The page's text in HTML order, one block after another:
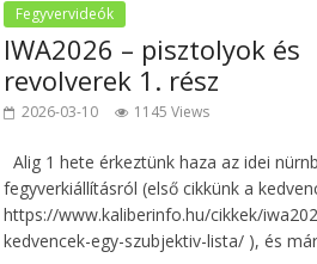
Fegyvervideók
IWA2026 – pisztolyok és
revolverek 1. rész
2026-03-10 1145 Views
Alig 1 hete érkeztünk haza az idei
fegyverkiállításról (első cikkünk a
https://www.kaliberinfo.hu/cikkek/
kedvencek-egy-szubjektiv-lista/ ), és már